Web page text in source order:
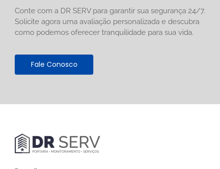
Conte com a DR SERV para garantir sua segurança 24/7.
Solicite agora uma avaliação personalizada e descubra
como podemos oferecer tranquilidade para sua vida.
Fale Conosco